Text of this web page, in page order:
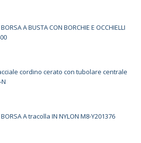
A BUSTA CON BORCHIE E OCCHIELLI
cordino cerato con tubolare centrale
A tracolla IN NYLON M8-Y201376